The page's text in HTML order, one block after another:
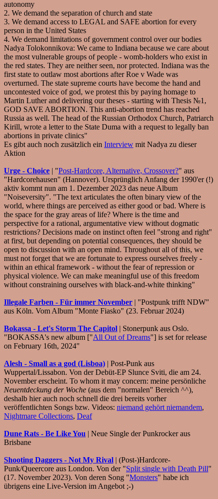
autonomy
2. We demand the separation of church and state
3. We demand access to LEGAL and SAFE abortion for every
person in the United States
4. We demand limitations of government control over our bodies
Nadya Tolokonnikova: We came to Indiana because we care about
the most vulnerable groups of people - womb-holders who exist in
the red states. They are neither seen, nor protected. Indiana was the
first state to outlaw most abortions after Roe v Wade was
overturned. The state supreme courts have become the hand and
uncontested voice of god, we protest this by paying homage to
Martin Luther and delivering our theses - starting with Thesis №1,
GOD SAVE ABORTION. This anti-abortion trend has reached
Russia as well. The head of the Russian Orthodox Church, Patriarch
Kirill, wrote a letter to the State Duma with a request to legally ban
abortions in private clinics"
Es gibt auch noch zusätzlich ein Interview mit Nadya zu dieser
Aktion
Urge - Choice | "Post-Hardcore, Alternative, Crossover?" aus
"Hardcorehausen" (Hannover). Ursprünglich Anfang der 1990'er (!)
aktiv kommt nun am 1. Dezember 2023 das neue Album
"Noiseversity". "The text articulates the often binary view of the
world, where things are perceived as either good or bad. Where is
the space for the gray areas of life? Where is the time and
perspective for a rational, argumentative view without dogmatic
restrictions? Decisions made on instinct often feel "strong and right"
at first, but depending on potential consequences, they should be
open to discussion with an open mind. Throughout all of this, we
must not forget that we are fortunate to express ourselves freely -
within an ethical framework - without the fear of repression or
physical violence. We can make meaningful use of this freedom
without constraining ourselves with black-and-white thinking"
Illegale Farben - Für immer November | "Postpunk trifft NDW"
aus Köln. Vom Album "Monte Fiasko" (23. Februar 2024)
Bokassa - Let's Storm The Capitol | Stonerpunk aus Oslo.
"BOKASSA's new album ["All Out of Dreams"] is set for release
on February 16th, 2024"
Alesh - Small as a god (Lisboa) | Post-Punk aus
Wuppertal/Lissabon. Von der Debüt-EP Slunce Sviti, die am 24.
November erscheint. To whom it may concern: meine persönliche
Neuentdeckung der Woche (aus dem "normalen" Bereich ^^),
deshalb hier auch noch schnell die drei bereits vorher
veröffentlichten Songs bzw. Videos: niemand gehört niemandem,
Nightmare Collections, Deaf
Dune Rats - Be Like You | Neue Single der Punkrocker aus
Brisbane
Shooting Daggers - Not My Rival | (Post-)Hardcore-
Punk/Queercore aus London. Von der "Split single with Death Pill"
(17. November 2023). Von deren Song "Monsters" habe ich
übrigens eine Live-Version im Angebot ;-)